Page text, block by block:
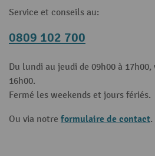
Service et conseils au:
0809 102 700
Du lundi au jeudi de 09h00 à 17h00,
16h00.
Fermé les weekends et jours fériés.
Ou via notre formulaire de contact.